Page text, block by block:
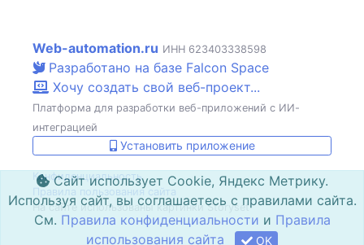
Web-automation.ru ИНН 623403338598
Разработано на базе Falcon Space
Хочу создать свой веб-проект...
Платформа для разработки веб-приложений с ИИ-
интеграцией
Установить приложение
Конфиденциальность
Правила пользования сайта
На сайте использованы картинки Storyset
Сайт использует Cookie, Яндекс Метрику.
Используя сайт, вы соглашаетесь с правилами сайта.
См. Правила конфиденциальности и Правила
использования сайта
OK